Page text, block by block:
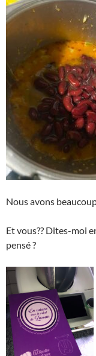
Nous avons
Et vous?? Dites-moi
pensé ?